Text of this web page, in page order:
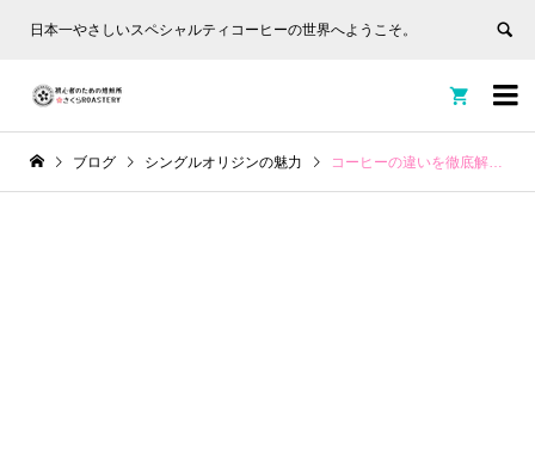
日本一やさしいスペシャルティコーヒーの世界へようこそ。


ブログ シングルオリジンの魅力 コーヒーの違いを徹底解説！種類別の味わいと楽しみ方